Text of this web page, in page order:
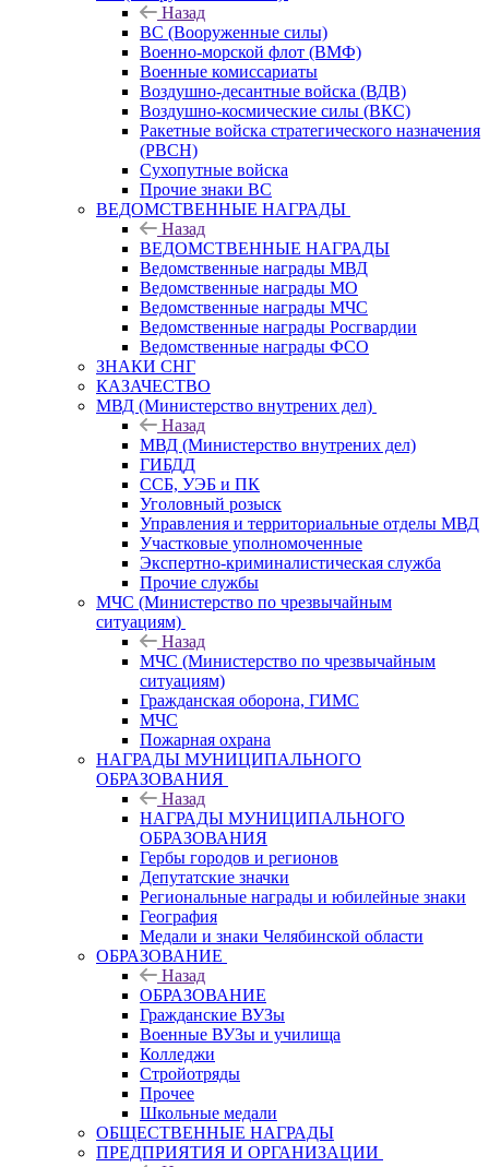
Назад
ВС (Вооруженные силы)
Военно-морской флот (ВМФ)
Военные комиссариаты
Воздушно-десантные войска (ВДВ)
Воздушно-космические силы (ВКС)
Ракетные войска стратегического назначения
(РВСН)
Сухопутные войска
Прочие знаки ВС
ВЕДОМСТВЕННЫЕ НАГРАДЫ
Назад
ВЕДОМСТВЕННЫЕ НАГРАДЫ
Ведомственные награды МВД
Ведомственные награды МО
Ведомственные награды МЧС
Ведомственные награды Росгвардии
Ведомственные награды ФСО
ЗНАКИ СНГ
КАЗАЧЕСТВО
МВД (Министерство внутрених дел)
Назад
МВД (Министерство внутрених дел)
ГИБДД
ССБ, УЭБ и ПК
Уголовный розыск
Управления и территориальные отделы МВД
Участковые уполномоченные
Экспертно-криминалистическая служба
Прочие службы
МЧС (Министерство по чрезвычайным
ситуациям)
Назад
МЧС (Министерство по чрезвычайным
ситуациям)
Гражданская оборона, ГИМС
МЧС
Пожарная охрана
НАГРАДЫ МУНИЦИПАЛЬНОГО
ОБРАЗОВАНИЯ
Назад
НАГРАДЫ МУНИЦИПАЛЬНОГО
ОБРАЗОВАНИЯ
Гербы городов и регионов
Депутатские значки
Региональные награды и юбилейные знаки
География
Медали и знаки Челябинской области
ОБРАЗОВАНИЕ
Назад
ОБРАЗОВАНИЕ
Гражданские ВУЗы
Военные ВУЗы и училища
Колледжи
Стройотряды
Прочее
Школьные медали
ОБЩЕСТВЕННЫЕ НАГРАДЫ
ПРЕДПРИЯТИЯ И ОРГАНИЗАЦИИ